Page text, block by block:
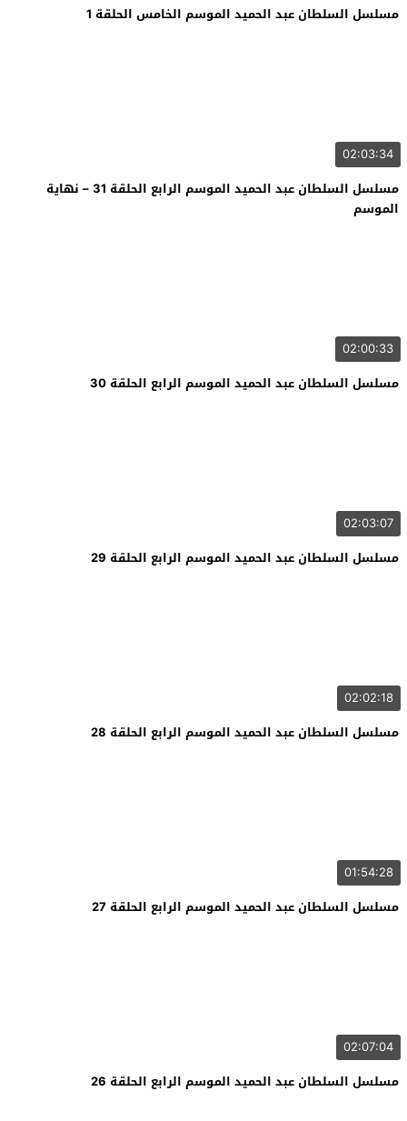
مسلسل السلطان عبد الحميد الموسم الخامس الحلقة 1
02:03:34
مسلسل السلطان عبد الحميد الموسم الرابع الحلقة 31 – نهاية
الموسم
02:00:33
مسلسل السلطان عبد الحميد الموسم الرابع الحلقة 30
02:03:07
مسلسل السلطان عبد الحميد الموسم الرابع الحلقة 29
02:02:18
مسلسل السلطان عبد الحميد الموسم الرابع الحلقة 28
01:54:28
مسلسل السلطان عبد الحميد الموسم الرابع الحلقة 27
02:07:04
مسلسل السلطان عبد الحميد الموسم الرابع الحلقة 26